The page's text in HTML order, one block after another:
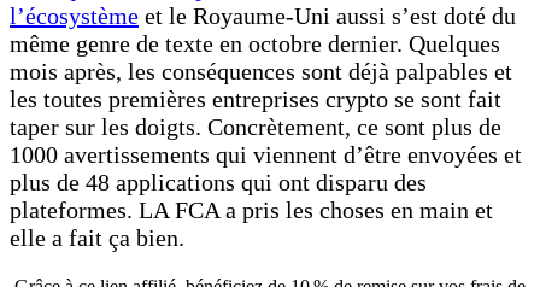
l’écosystème et le Royaume-Uni aussi s’est doté du
même genre de texte en octobre dernier. Quelques
mois après, les conséquences sont déjà palpables et
les toutes premières entreprises crypto se sont fait
taper sur les doigts. Concrètement, ce sont plus de
1000 avertissements qui viennent d’être envoyées et
plus de 48 applications qui ont disparu des
plateformes. LA FCA a pris les choses en main et
elle a fait ça bien.